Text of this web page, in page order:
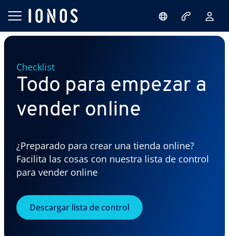
Checklist
Todo para empezar a
vender online
¿Preparado para crear una tienda online?
Facilita las cosas con nuestra lista de control
para vender online
Descargar lista de control